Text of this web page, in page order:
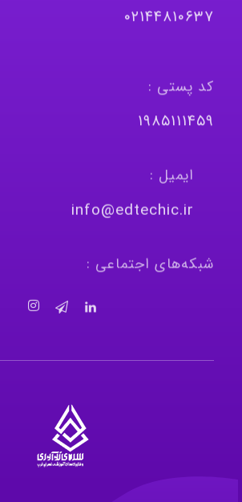
٠٢١٤٤٨١٠٦٣٧
کد پستی :
١٩٨٥١١١٤٥٩
ایمیل :
info@edtechic.ir
شبکه‌های اجتماعی :